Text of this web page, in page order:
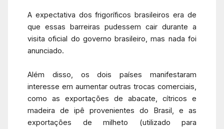
A expectativa dos frigoríficos brasileiros era de
que essas barreiras pudessem cair durante a
visita oficial do governo brasileiro, mas nada foi
anunciado.
Além disso, os dois países manifestaram
interesse em aumentar outras trocas comerciais,
como as exportações de abacate, cítricos e
madeira de ipê provenientes do Brasil, e as
exportações de milheto (utilizado para